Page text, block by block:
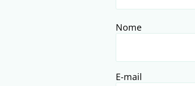
Nome
E-mail